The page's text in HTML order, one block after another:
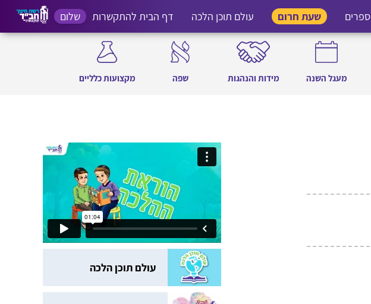
ספרים שעת חרום עולם תוכן הלכה דף הבית להתקשרות שלום
מעגל השנה מידות והנהגות שפה מקצועות כלליים
עולם תוכן הלכה